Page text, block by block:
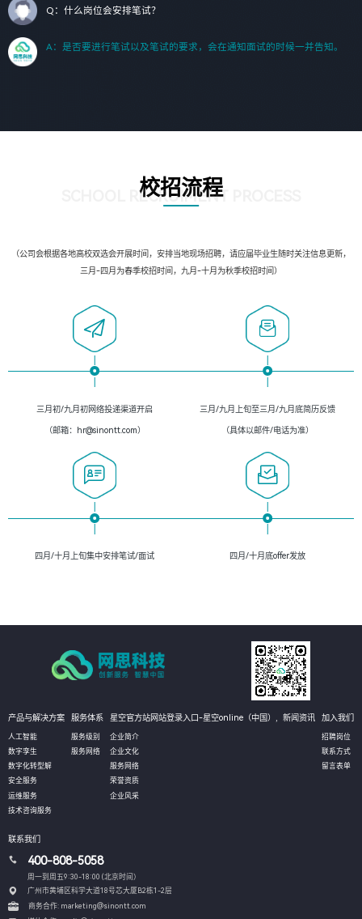
Q：什么岗位会安排笔试？
A：是否要进行笔试以及笔试的要求，会在通知面试的时候一并告知。
校招流程
SCHOOL RECRUIMENT PROCESS
（公司会根据各地高校双选会开展时间，安排当地现场招聘，请应届毕业生随时关注信息更新，
三月-四月为春季校招时间，九月-十月为秋季校招时间）
三月初/九月初网络投递渠道开启
（邮箱：hr@sinontt.com）
三月/九月上旬至三月/九月底简历反馈
（具体以邮件/电话为准）
四月/十月上旬集中安排笔试/面试 四月/十月底offer发放
产品与解决方案
人工智能
数字孪生
数字化转型解
安全服务
运维服务
技术咨询服务
服务体系
服务级别
服务网络
星空官方站网站登录入口-星空online（中国）,
企业简介
企业文化
服务网络
荣誉资质
企业风采
新闻资讯 加入我们
招聘岗位
联系方式
留言表单
联系我们
400-808-5058
周一到周五9:30-18:00 (北京时间）
广州市黄埔区科学大道18号芯大厦B2栋1-2层
商务合作: marketing@sinontt.com